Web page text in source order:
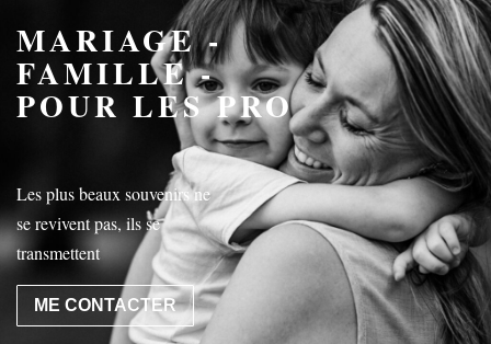
MARIAGE -
FAMILLE -
POUR LES PRO
Les plus beaux souvenirs ne
se revivent pas, ils se
transmettent
ME CONTACTER